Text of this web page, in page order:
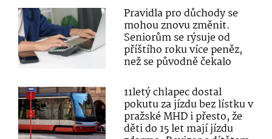
Pravidla pro důchody se
mohou znovu změnit.
Seniorům se rýsuje od
příštího roku více peněz,
než se původně čekalo
11letý chlapec dostal
pokutu za jízdu bez lístku v
pražské MHD i přesto, že
děti do 15 let mají jízdu